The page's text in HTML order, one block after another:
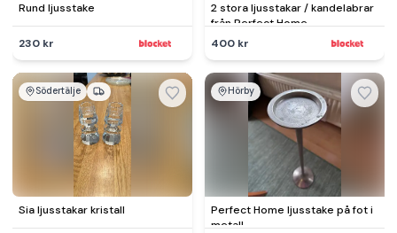
Rund ljusstake
230 kr
2 stora ljusstakar / kandelabrar
från Perfect Home
400 kr
Södertälje
Sia ljusstakar kristall
Hörby
Perfect Home ljusstake på fot i
metall